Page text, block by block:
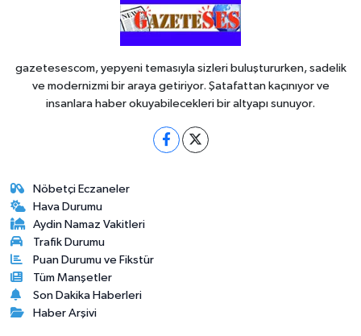
gazetesescom, yepyeni temasıyla sizleri buluştururken, sadelik
ve modernizmi bir araya getiriyor. Şatafattan kaçınıyor ve
insanlara haber okuyabilecekleri bir altyapı sunuyor.
Nöbetçi Eczaneler
Hava Durumu
Aydin Namaz Vakitleri
Trafik Durumu
Puan Durumu ve Fikstür
Tüm Manşetler
Son Dakika Haberleri
Haber Arşivi